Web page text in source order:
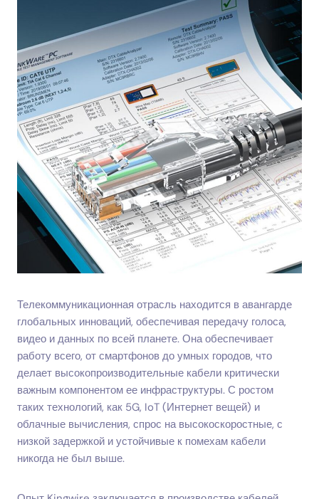
Телекоммуникационная отрасль находится в авангарде
глобальных инноваций, обеспечивая передачу голоса,
видео и данных по всей планете. Она обеспечивает
работу всего, от смартфонов до умных городов, что
делает высокопроизводительные кабели критически
важным компонентом ее инфраструктуры. С ростом
таких технологий, как 5G, IoT (Интернет вещей) и
облачные вычисления, спрос на высокоскоростные, с
низкой задержкой и устойчивые к помехам кабели
никогда не был выше.